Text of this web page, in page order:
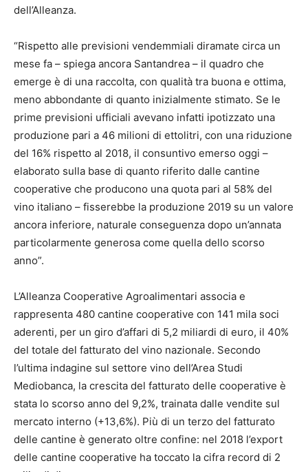
dell’Alleanza.
“Rispetto alle previsioni vendemmiali diramate circa un
mese fa – spiega ancora Santandrea – il quadro che
emerge è di una raccolta, con qualità tra buona e ottima,
meno abbondante di quanto inizialmente stimato. Se le
prime previsioni ufficiali avevano infatti ipotizzato una
produzione pari a 46 milioni di ettolitri, con una riduzione
del 16% rispetto al 2018, il consuntivo emerso oggi –
elaborato sulla base di quanto riferito dalle cantine
cooperative che producono una quota pari al 58% del
vino italiano – fisserebbe la produzione 2019 su un valore
ancora inferiore, naturale conseguenza dopo un’annata
particolarmente generosa come quella dello scorso
anno”.
L’Alleanza Cooperative Agroalimentari associa e
rappresenta 480 cantine cooperative con 141 mila soci
aderenti, per un giro d’affari di 5,2 miliardi di euro, il 40%
del totale del fatturato del vino nazionale. Secondo
l’ultima indagine sul settore vino dell’Area Studi
Mediobanca, la crescita del fatturato delle cooperative è
stata lo scorso anno del 9,2%, trainata dalle vendite sul
mercato interno (+13,6%). Più di un terzo del fatturato
delle cantine è generato oltre confine: nel 2018 l’export
delle cantine cooperative ha toccato la cifra record di 2